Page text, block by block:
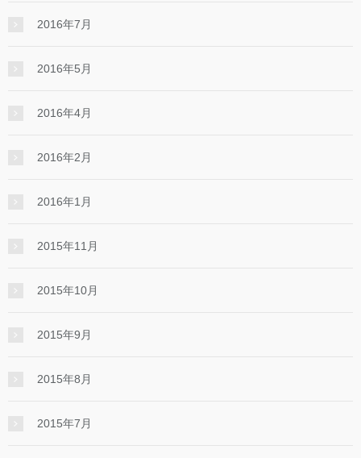
2016年7月
2016年5月
2016年4月
2016年2月
2016年1月
2015年11月
2015年10月
2015年9月
2015年8月
2015年7月